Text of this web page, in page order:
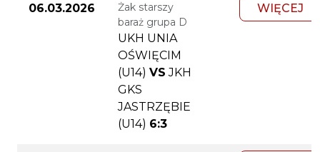
06.03.2026
Żak starszy
baraż grupa D
UKH UNIA
OŚWIĘCIM
(U14) VS JKH
GKS
JASTRZĘBIE
(U14) 6:3
WIĘCEJ